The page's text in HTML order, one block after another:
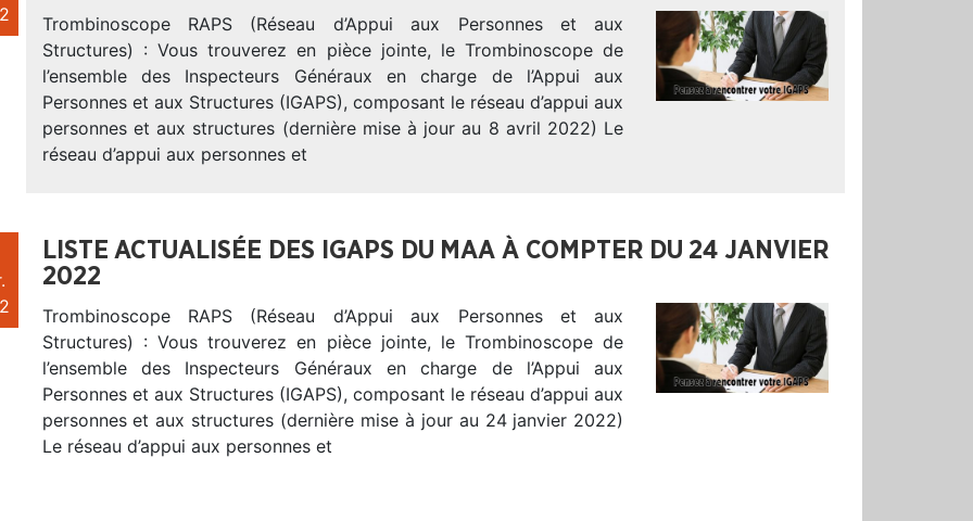
Trombinoscope RAPS (Réseau d’Appui aux Personnes et aux
Structures) : Vous trouverez en pièce jointe, le Trombinoscope de
l’ensemble des Inspecteurs Généraux en charge de l’Appui aux
Personnes et aux Structures (IGAPS), composant le réseau d’appui aux
personnes et aux structures (dernière mise à jour au 8 avril 2022) Le
réseau d’appui aux personnes et
LISTE ACTUALISÉE DES IGAPS DU MAA À COMPTER DU 24 JANVIER
2022
Trombinoscope RAPS (Réseau d’Appui aux Personnes et aux
Structures) : Vous trouverez en pièce jointe, le Trombinoscope de
l’ensemble des Inspecteurs Généraux en charge de l’Appui aux
Personnes et aux Structures (IGAPS), composant le réseau d’appui aux
personnes et aux structures (dernière mise à jour au 24 janvier 2022)
Le réseau d’appui aux personnes et